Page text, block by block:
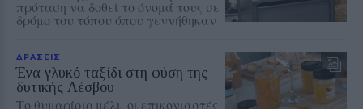
πρόταση να δοθεί το όνομά τους σε
δρόμο του τόπου όπου γεννήθηκαν
ΔΡΑΣΕΙΣ
Ένα γλυκό ταξίδι στη φύση της
δυτικής Λέσβου
Το θυμαρίσιο μέλι, οι επικονιαστές